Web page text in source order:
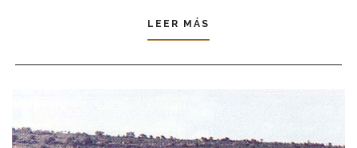
LEER MÁS